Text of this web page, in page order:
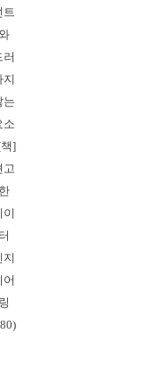
트
러
지
는
소
]
고
이
지
어